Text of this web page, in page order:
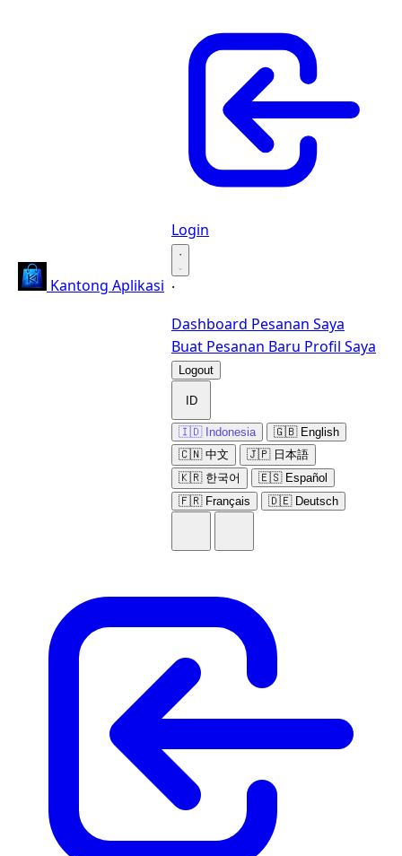
Kantong Aplikasi
Login
·
·
Dashboard Pesanan Saya
Buat Pesanan Baru Profil Saya
Logout
ID
🇮🇩 Indonesia
🇬🇧 English
🇨🇳 中文
🇯🇵 日本語
🇰🇷 한국어
🇪🇸 Español
🇫🇷 Français
🇩🇪 Deutsch